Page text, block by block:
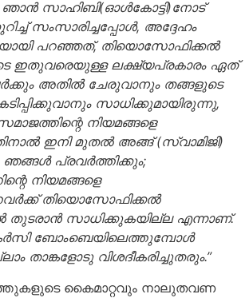
ഞാന്‍ സാഹിബി(ഓള്‍കോട്ടി)നോട്
സംസാരിച്ചപ്പോള്‍, അദ്ദേഹം
പറഞ്ഞത്, തിയൊസോഫിക്കല്‍
ഇതുവരെയുള്ള ലക്ഷ്യപ്രകാരം ഏത്
അതില്‍ ചേരുവാനും തങ്ങളുടെ
സാധിക്കുമായിരുന്നു,
നിയമങ്ങളെ
ഇനി മുതല്‍ അങ്ങ് (സ്വാമിജി)
പ്രവര്‍ത്തിക്കും;
നിയമങ്ങളെ
തിയൊസോഫിക്കല്‍
തുടരാന്‍ സാധിക്കുകയില്ല എന്നാണ്.
ബോംബെയിലെത്തുമ്പോള്‍
താങ്കളോടു വിശദീകരിച്ചുതരും.”
കൈമാറ്റവും നാലുതവണ